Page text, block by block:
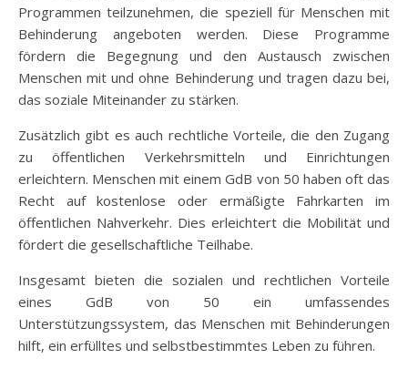
Programmen teilzunehmen, die speziell für Menschen mit
Behinderung angeboten werden. Diese Programme
fördern die Begegnung und den Austausch zwischen
Menschen mit und ohne Behinderung und tragen dazu bei,
das soziale Miteinander zu stärken.
Zusätzlich gibt es auch rechtliche Vorteile, die den Zugang
zu öffentlichen Verkehrsmitteln und Einrichtungen
erleichtern. Menschen mit einem GdB von 50 haben oft das
Recht auf kostenlose oder ermäßigte Fahrkarten im
öffentlichen Nahverkehr. Dies erleichtert die Mobilität und
fördert die gesellschaftliche Teilhabe.
Insgesamt bieten die sozialen und rechtlichen Vorteile
eines GdB von 50 ein umfassendes
Unterstützungssystem, das Menschen mit Behinderungen
hilft, ein erfülltes und selbstbestimmtes Leben zu führen.